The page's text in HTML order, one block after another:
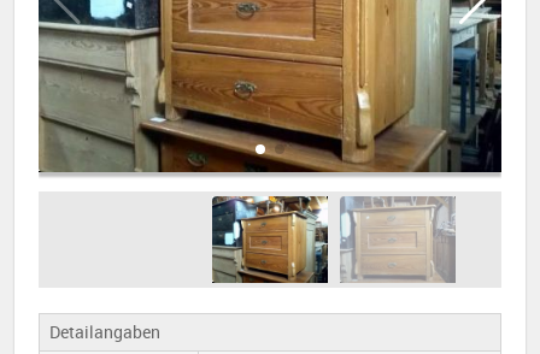
Detailangaben